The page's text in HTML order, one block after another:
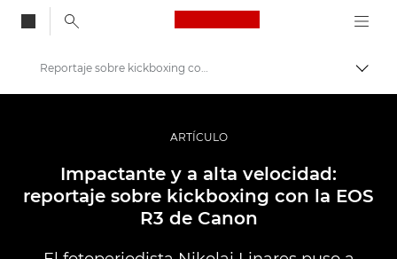
Canon Logo, back
Fotografías y vídeos profesionales
Historias
Reportaje sobre kickboxing con la EOS R3
ARTÍCULO
Impactante y a alta velocidad:
reportaje sobre kickboxing con la EOS
R3 de Canon